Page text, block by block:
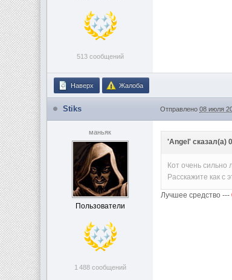
513 сообщений
Наверх Жалоба
Stiks Отправлено08 июля
маньяк
Пользователи
1 488 сообщений
'Angel' сказал(а)
Кот очень
Расскажите как с
Лучшее средство ---